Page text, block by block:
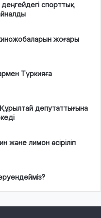
спорттық
жоғары
Түркияға
депутаттығына
және лимон өсіріліп